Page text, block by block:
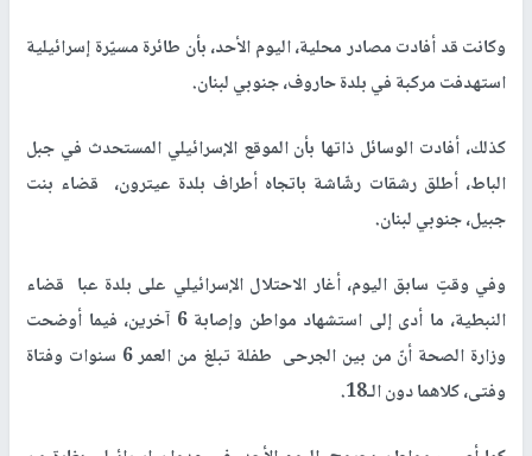
وكانت قد أفادت مصادر محلية، اليوم الأحد، بأن طائرة مسيّرة إسرائيلية
استهدفت مركبة في بلدة حاروف، جنوبي لبنان.
كذلك، أفادت الوسائل ذاتها بأن الموقع الإسرائيلي المستحدث في جبل
الباط، أطلق رشقات رشّاشة باتجاه أطراف بلدة عيترون، قضاء بنت
جبيل، جنوبي لبنان.
وفي وقتٍ سابق اليوم، أغار الاحتلال الإسرائيلي على بلدة عبا قضاء
النبطية، ما أدى إلى استشهاد مواطن وإصابة 6 آخرين، فيما أوضحت
وزارة الصحة أنّ من بين الجرحى طفلة تبلغ من العمر 6 سنوات وفتاة
وفتى، كلاهما دون الـ18.